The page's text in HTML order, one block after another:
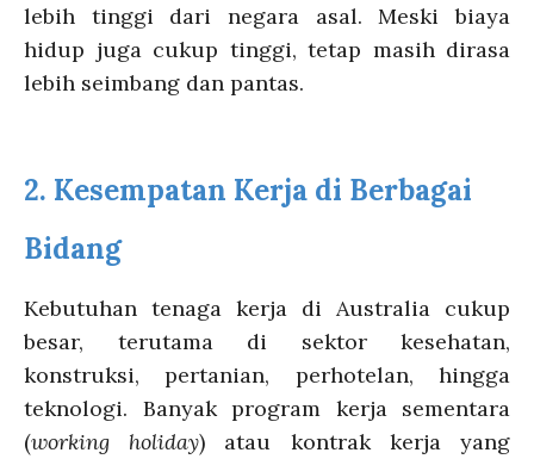
lebih tinggi dari negara asal. Meski biaya
hidup juga cukup tinggi, tetap masih dirasa
lebih seimbang dan pantas.
2. Kesempatan Kerja di Berbagai
Bidang
Kebutuhan tenaga kerja di Australia cukup
besar, terutama di sektor kesehatan,
konstruksi, pertanian, perhotelan, hingga
teknologi. Banyak program kerja sementara
(working holiday) atau kontrak kerja yang